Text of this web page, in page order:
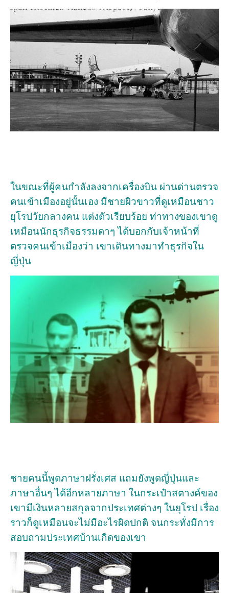
ในขณะที่ผู้คนกำลังลงจากเครื่องบิน ผ่านด่านตรวจ
คนเข้าเมืองอยู่นั้นเอง มีชายผิวขาวที่ดูเหมือนชาว
ยุโรปวัยกลางคน แต่งตัวเรียบร้อย ท่าทางของเขาดู
เหมือนนักธุรกิจธรรมดาๆ ได้บอกกับเจ้าหน้าที่
ตรวจคนเข้าเมืองว่า เขาเดินทางมาทำธุรกิจใน
ญี่ปุ่น
ชายคนนี้พูดภาษาฝรั่งเศส แถมยังพูดญี่ปุ่นและ
ภาษาอื่นๆ ได้อีกหลายภาษา ในกระเป๋าสตางค์ของ
เขามีเงินหลายสกุลจากประเทศต่างๆ ในยุโรป เรื่อง
ราวก็ดูเหมือนจะไม่มีอะไรผิดปกติ จนกระทั่งมีการ
สอบถามประเทศบ้านเกิดของเขา